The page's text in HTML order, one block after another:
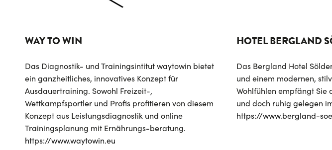
WAY TO WIN
Das Diagnostik- und Trainingsintitut waytowin bietet
ein ganzheitliches, innovatives Konzept für
Ausdauertraining. Sowohl Freizeit-,
Wettkampfsportler und Profis profitieren von diesem
Konzept aus Leistungsdiagnostik und online
Trainingsplanung mit Ernährungs-beratung.
https://www.waytowin.eu
HOTEL BERGLAND
Das Bergland Hotel
und einem modernen,
Wohlfühlen empfängt Sie
und doch ruhig gelegen
https://www.bergland-